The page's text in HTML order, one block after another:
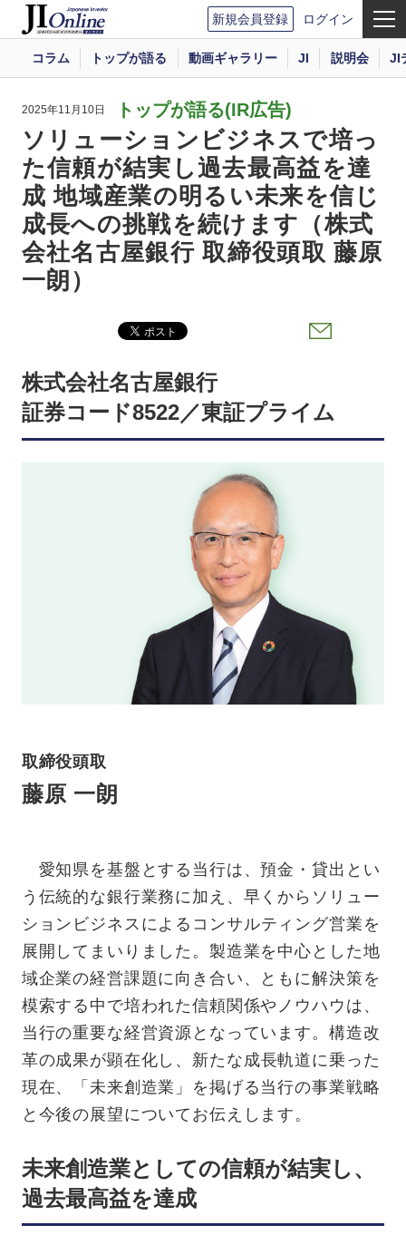
新規会員登録 ログイン
コラム トップが語る 動画ギャラリー JI 説明会 JI
2025年11月10日 トップが語る(IR広告)
ソリューションビジネスで培っ
た信頼が結実し過去最高益を達
成 地域産業の明るい未来を信じ
成長への挑戦を続けます（株式
会社名古屋銀行 取締役頭取 藤原
一朗）
株式会社名古屋銀行
証券コード8522／東証プライム
取締役頭取
藤原 一朗
愛知県を基盤とする当行は、預金・貸出とい
う伝統的な銀行業務に加え、早くからソリュー
ションビジネスによるコンサルティング営業を
展開してまいりました。製造業を中心とした地
域企業の経営課題に向き合い、ともに解決策を
模索する中で培われた信頼関係やノウハウは、
当行の重要な経営資源となっています。構造改
革の成果が顕在化し、新たな成長軌道に乗った
現在、「未来創造業」を掲げる当行の事業戦略
と今後の展望についてお伝えします。
未来創造業としての信頼が結実し、
過去最高益を達成